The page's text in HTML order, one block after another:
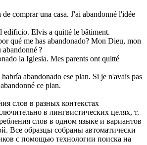
de comprar una casa. J'ai abandonné l'idée
edificio. Elvis a quitté le bâtiment.
qué me has abandonado? Mon Dieu, mon
abandonné?
la Iglesia. Mes parents ont quitté
abandonado ese plan. Si je n'avais pas
abandonné ce plan.
слов в разных контекстах
в лингвистических целях, т.
слов в одном языке и вариантов
Все образцы собраны автоматически
с помощью технологии поиска на